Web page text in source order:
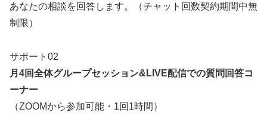
あなたの相談を回答します。（チャット回数契約期間中無
制限）
サポート02
月4回全体グループセッション&LIVE配信での質問回答コ
ーナー
（ZOOMから参加可能・1回1時間）